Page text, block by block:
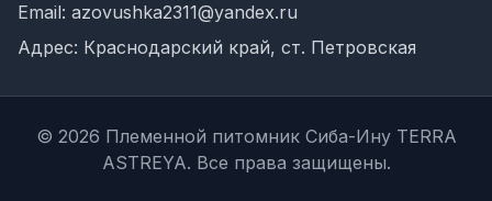
Email: azovushka2311@yandex.ru
Адрес: Краснодарский край, ст. Петровская
© 2026 Племенной питомник Сиба-Ину TERRA
ASTREYA. Все права защищены.